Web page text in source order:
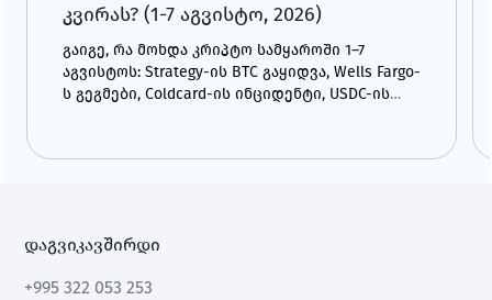
კვირას? (1-7 აგვისტო, 2026)
გაიგე, რა მოხდა კრიპტო სამყაროში 1–7
აგვისტოს: Strategy-ის BTC გაყიდვა, Wells Fargo-
ს გეგმები, Coldcard-ის ინციდენტი, USDC-ის
დაგვიკავშირდი
+995 322 053 253